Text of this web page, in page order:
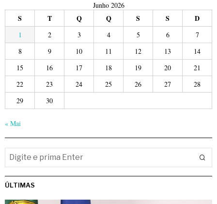
Junho 2026
S T Q Q S S D
1 2 3 4 5 6
7
8
9 10 11 12 13
14
15
16 17 18 19 20
21
22
23 24 25 26 27
28
29
30
« Mai
ÚLTIMAS